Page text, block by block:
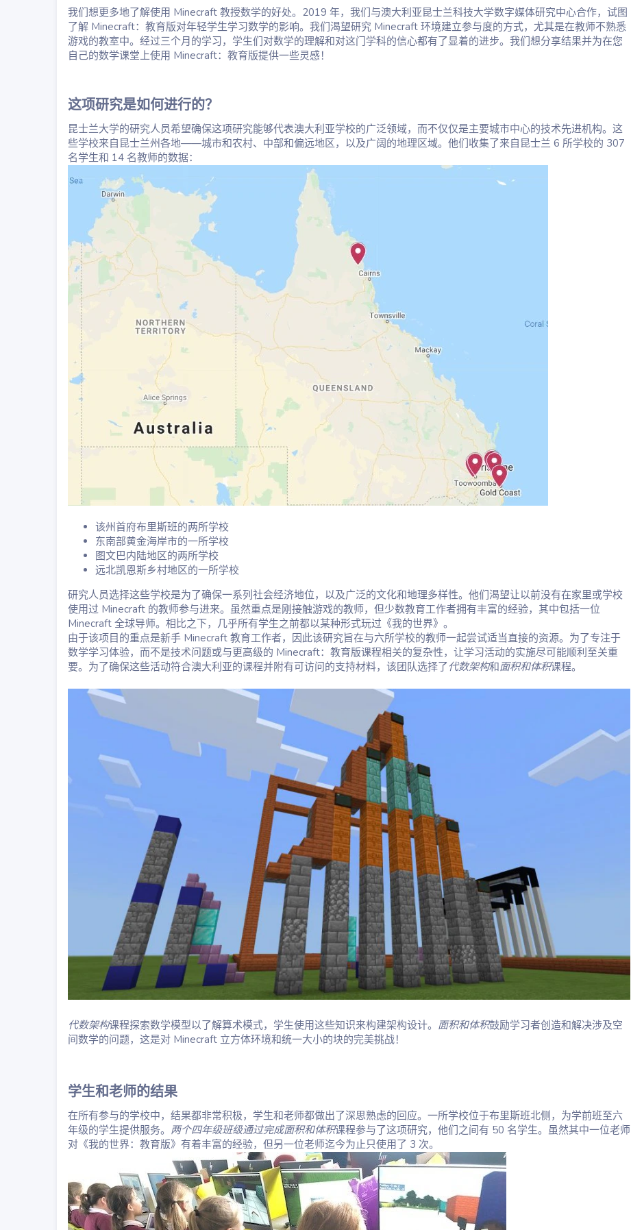
我们想更多地了解使用 Minecraft 教授数学的好处。2019 年，我们与澳大利亚昆士兰科技大学数字媒体研究中心合作，试图
了解 Minecraft：教育版对年轻学生学习数学的影响。我们渴望研究 Minecraft 环境建立参与度的方式，尤其是在教师不熟悉
游戏的教室中。经过三个月的学习，学生们对数学的理解和对这门学科的信心都有了显着的进步。我们想分享结果并为在您
自己的数学课堂上使用 Minecraft：教育版提供一些灵感！
这项研究是如何进行的？
昆士兰大学的研究人员希望确保这项研究能够代表澳大利亚学校的广泛领域，而不仅仅是主要城市中心的技术先进机构。这
些学校来自昆士兰州各地——城市和农村、中部和偏远地区，以及广阔的地理区域。他们收集了来自昆士兰 6 所学校的 307
名学生和 14 名教师的数据：
该州首府布里斯班的两所学校
东南部黄金海岸市的一所学校
图文巴内陆地区的两所学校
远北凯恩斯乡村地区的一所学校
研究人员选择这些学校是为了确保一系列社会经济地位，以及广泛的文化和地理多样性。他们渴望让以前没有在家里或学校
使用过 Minecraft 的教师参与进来。虽然重点是刚接触游戏的教师，但少数教育工作者拥有丰富的经验，其中包括一位
Minecraft 全球导师。相比之下，几乎所有学生之前都以某种形式玩过《我的世界》。
由于该项目的重点是新手 Minecraft 教育工作者，因此该研究旨在与六所学校的教师一起尝试适当直接的资源。为了专注于
数学学习体验，而不是技术问题或与更高级的 Minecraft：教育版课程相关的复杂性，让学习活动的实施尽可能顺利至关重
要。为了确保这些活动符合澳大利亚的课程并附有可访问的支持材料，该团队选择了 代数架构和面积和体积课程。
代数架构课程探索数学模型以了解算术模式，学生使用这些知识来构建架构设计。 面积和体积鼓励学习者创造和解决涉及空
间数学的问题，这是对 Minecraft 立方体环境和统一大小的块的完美挑战！
学生和老师的结果
在所有参与的学校中，结果都非常积极，学生和老师都做出了深思熟虑的回应。一所学校位于布里斯班北侧，为学前班至六
年级的学生提供服务。 两个四年级班级通过完成面积和体积课程参与了这项研究，他们之间有 50 名学生。虽然其中一位老师
对《我的世界：教育版》有着丰富的经验，但另一位老师迄今为止只使用了 3 次。